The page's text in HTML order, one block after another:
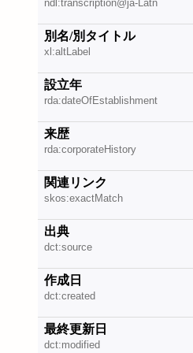
ndl:transcription@ja-Latn
別名/別タイトル
xl:altLabel
設立年
rda:dateOfEstablishment
来歴
rda:corporateHistory
関連リンク
skos:exactMatch
出典
dct:source
作成日
dct:created
最終更新日
dct:modified